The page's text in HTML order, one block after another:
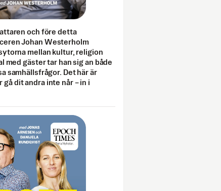
och före detta
Johan Westerholm
mellan kultur, religion
med gäster tar han sig an både
samhällsfrågor. Det här är
gå dit andra inte når – in i